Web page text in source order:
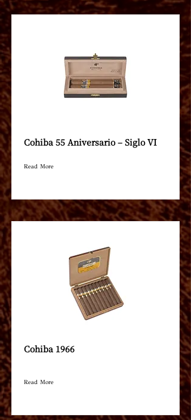
Cohiba 55 Aniversario – Siglo VI
Read More
Cohiba 1966
Read More